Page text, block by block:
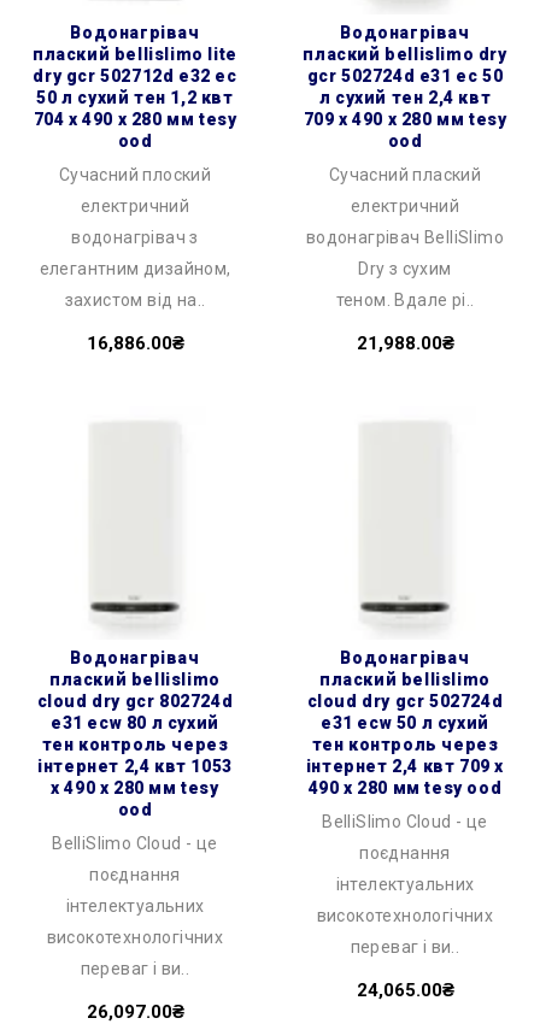
водонагрівач
плаский bellislimo lite
dry gcr 502712d e32 ec
50 л сухий тен 1,2 квт
704 x 490 x 280 мм tesy
ood
Сучасний плоский
електричний
водонагрівач з
елегантним дизайном,
захистом від на..
16,886.00₴
водонагрівач
плаский bellislimo dry
gcr 502724d e31 ec 50
л сухий тен 2,4 квт
709 x 490 x 280 мм tesy
ood
Сучасний плаский
електричний
водонагрівач BelliSlimo
Dry з сухим
теном. Вдале рі..
21,988.00₴
водонагрівач
плаский bellislimo
cloud dry gcr 802724d
e31 ecw 80 л сухий
тен контроль через
інтернет 2,4 квт 1053
x 490 x 280 мм tesy
ood
BelliSlimo Cloud - це
поєднання
інтелектуальних
високотехнологічних
переваг і ви..
26,097.00₴
водонагрівач
плаский bellislimo
cloud dry gcr 502724d
e31 ecw 50 л сухий
тен контроль через
інтернет 2,4 квт 709 x
490 x 280 мм tesy ood
BelliSlimo Cloud - це
поєднання
інтелектуальних
високотехнологічних
переваг і ви..
24,065.00₴